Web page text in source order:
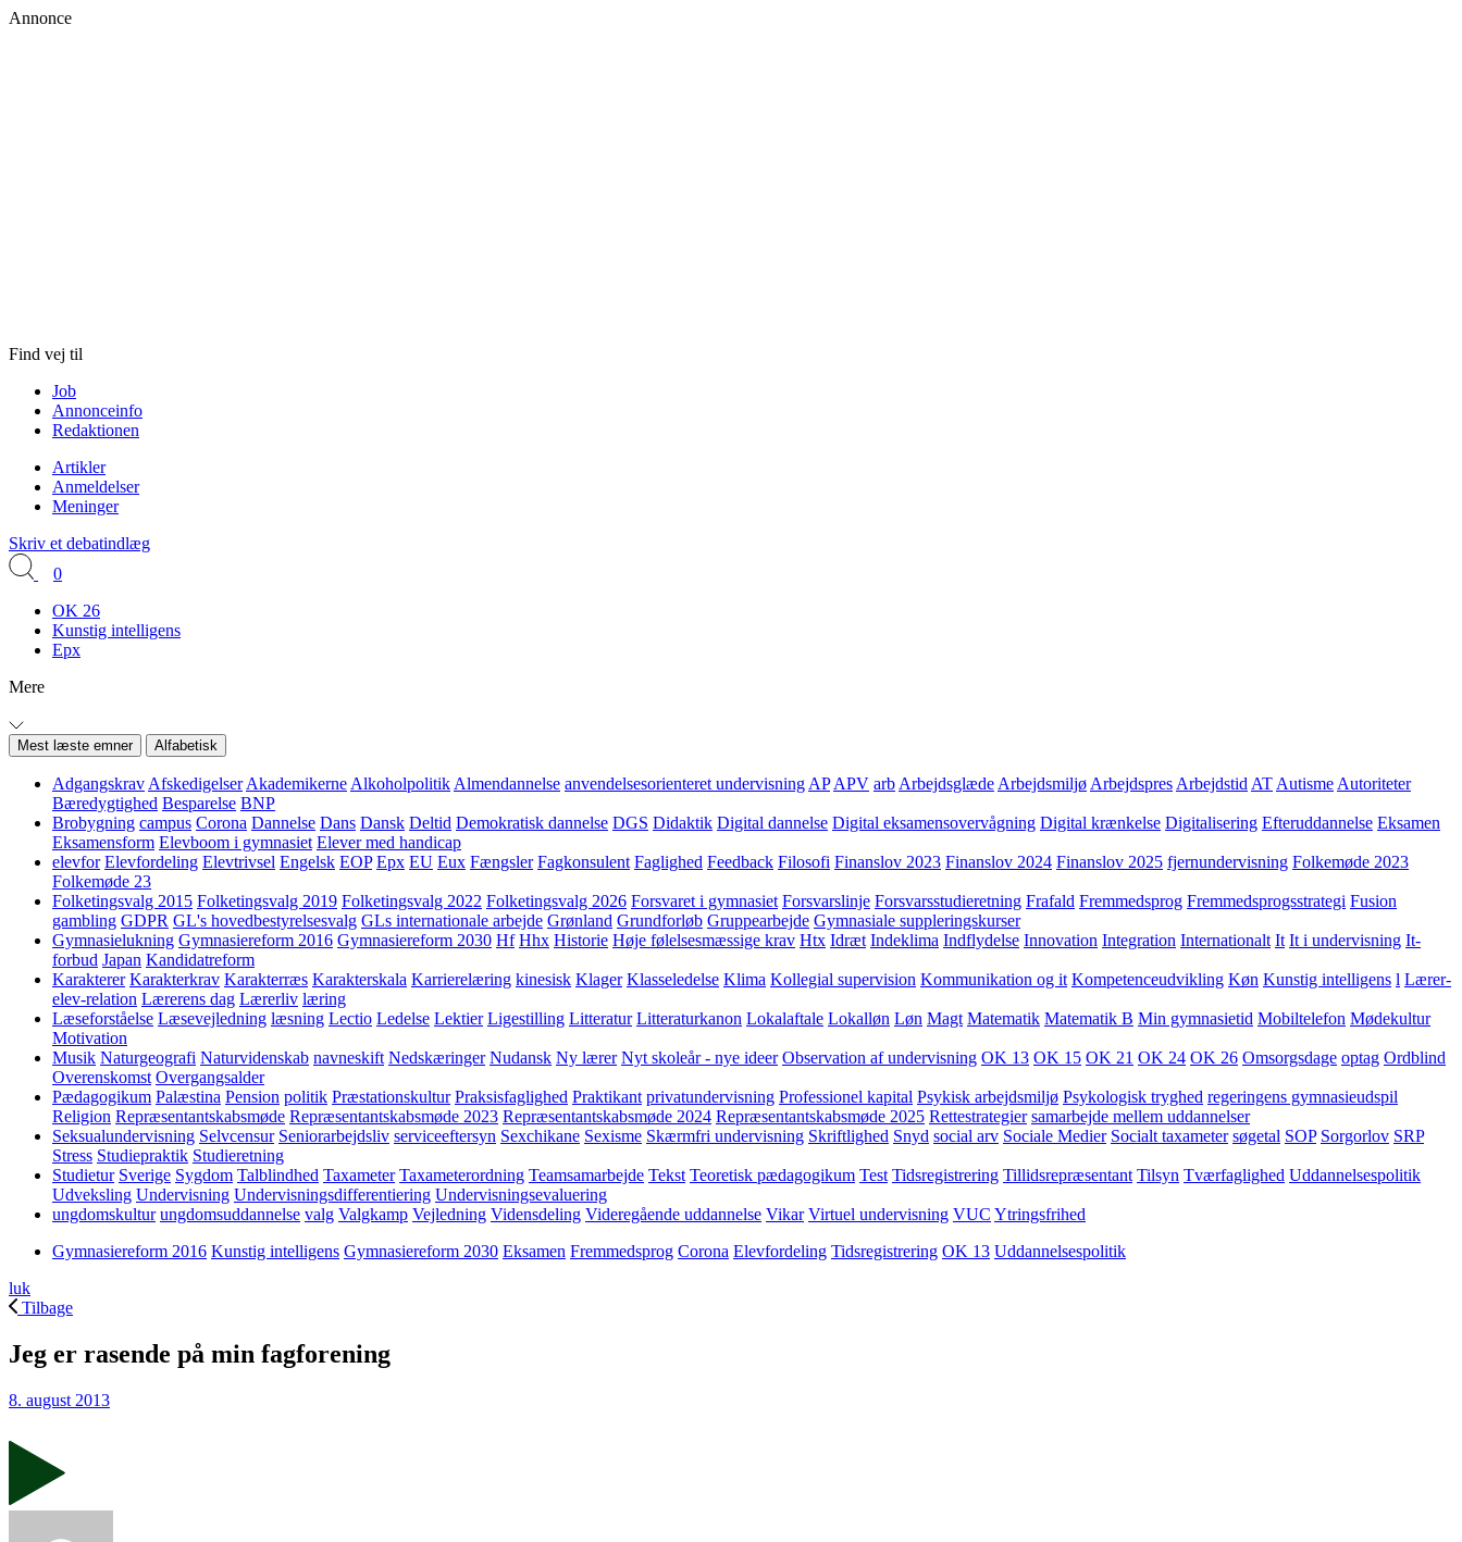
Annonce
Find vej til
Job
Annonceinfo
Redaktionen
Artikler
Anmeldelser
Meninger
Skriv et debatindlæg
0
OK 26
Kunstig intelligens
Epx
Mere
Mest læste emner Alfabetisk
Adgangskrav Afskedigelser Akademikerne Alkoholpolitik Almendannelse anvendelsesorienteret undervisning AP APV arb Arbejdsglæde Arbejdsmiljø Arbejdspres Arbejdstid AT Autisme Autoriteter
Bæredygtighed Besparelse BNP
Brobygning campus Corona Dannelse Dans Dansk Deltid Demokratisk dannelse DGS Didaktik Digital dannelse Digital eksamensovervågning Digital krænkelse Digitalisering Efteruddannelse Eksamen
Eksamensform Elevboom i gymnasiet Elever med handicap
elevfor Elevfordeling Elevtrivsel Engelsk EOP Epx EU Eux Fængsler Fagkonsulent Faglighed Feedback Filosofi Finanslov 2023 Finanslov 2024 Finanslov 2025 fjernundervisning Folkemøde 2023
Folkemøde 23
Folketingsvalg 2015 Folketingsvalg 2019 Folketingsvalg 2022 Folketingsvalg 2026 Forsvaret i gymnasiet Forsvarslinje Forsvarsstudieretning Frafald Fremmedsprog Fremmedsprogsstrategi Fusion
gambling GDPR GL's hovedbestyrelsesvalg GLs internationale arbejde Grønland Grundforløb Gruppearbejde Gymnasiale suppleringskurser
Gymnasielukning Gymnasiereform 2016 Gymnasiereform 2030 Hf Hhx Historie Høje følelsesmæssige krav Htx Idræt Indeklima Indflydelse Innovation Integration Internationalt It It i undervisning It-
forbud Japan Kandidatreform
Karakterer Karakterkrav Karakterræs Karakterskala Karrierelæring kinesisk Klager Klasseledelse Klima Kollegial supervision Kommunikation og it Kompetenceudvikling Køn Kunstig intelligens l Lærer-
elev-relation Lærerens dag Lærerliv læring
Læseforståelse Læsevejledning læsning Lectio Ledelse Lektier Ligestilling Litteratur Litteraturkanon Lokalaftale Lokalløn Løn Magt Matematik Matematik B Min gymnasietid Mobiltelefon Mødekultur
Motivation
Musik Naturgeografi Naturvidenskab navneskift Nedskæringer Nudansk Ny lærer Nyt skoleår - nye ideer Observation af undervisning OK 13 OK 15 OK 21 OK 24 OK 26 Omsorgsdage optag Ordblind
Overenskomst Overgangsalder
Pædagogikum Palæstina Pension politik Præstationskultur Praksisfaglighed Praktikant privatundervisning Professionel kapital Psykisk arbejdsmiljø Psykologisk tryghed regeringens gymnasieudspil
Religion Repræsentantskabsmøde Repræsentantskabsmøde 2023 Repræsentantskabsmøde 2024 Repræsentantskabsmøde 2025 Rettestrategier samarbejde mellem uddannelser
Seksualundervisning Selvcensur Seniorarbejdsliv serviceeftersyn Sexchikane Sexisme Skærmfri undervisning Skriftlighed Snyd social arv Sociale Medier Socialt taxameter søgetal SOP Sorgorlov SRP
Stress Studiepraktik Studieretning
Studietur Sverige Sygdom Talblindhed Taxameter Taxameterordning Teamsamarbejde Tekst Teoretisk pædagogikum Test Tidsregistrering Tillidsrepræsentant Tilsyn Tværfaglighed Uddannelsespolitik
Udveksling Undervisning Undervisningsdifferentiering Undervisningsevaluering
ungdomskultur ungdomsuddannelse valg Valgkamp Vejledning Vidensdeling Videregående uddannelse Vikar Virtuel undervisning VUC Ytringsfrihed
Gymnasiereform 2016 Kunstig intelligens Gymnasiereform 2030 Eksamen Fremmedsprog Corona Elevfordeling Tidsregistrering OK 13 Uddannelsespolitik
luk
Tilbage
Jeg er rasende på min fagforening
8. august 2013